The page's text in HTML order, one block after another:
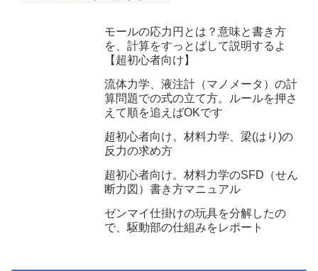
モールの応力円とは？意味と書き方
を、計算をすっとばして説明するよ
【超初心者向け】
流体力学、液注計（マノメータ）の計
算問題での式の立て方。ルールを押さ
えて順を追えばOKです
超初心者向け。材料力学、梁(はり)の
反力の求め方
超初心者向け。材料力学のSFD（せん
断力図）書き方マニュアル
ゼンマイ仕掛けの玩具を分解したの
で、駆動部の仕組みをレポート